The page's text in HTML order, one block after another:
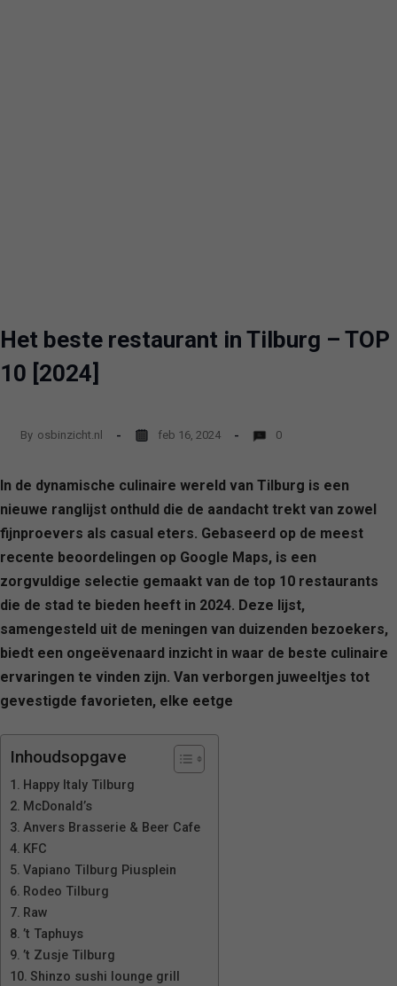
Het beste restaurant in Tilburg – TOP
10 [2024]
By osbinzicht.nl feb 16, 2024 0
In de dynamische culinaire wereld van Tilburg is een
nieuwe ranglijst onthuld die de aandacht trekt van zowel
fijnproevers als casual eters. Gebaseerd op de meest
recente beoordelingen op Google Maps, is een
zorgvuldige selectie gemaakt van de top 10 restaurants
die de stad te bieden heeft in 2024. Deze lijst,
samengesteld uit de meningen van duizenden bezoekers,
biedt een ongeëvenaard inzicht in waar de beste culinaire
ervaringen te vinden zijn. Van verborgen juweeltjes tot
gevestigde favorieten, elke eetge
Inhoudsopgave
Happy Italy Tilburg
McDonald’s
Anvers Brasserie & Beer Cafe
KFC
Vapiano Tilburg Piusplein
Rodeo Tilburg
Raw
’t Taphuys
’t Zusje Tilburg
Shinzo sushi lounge grill